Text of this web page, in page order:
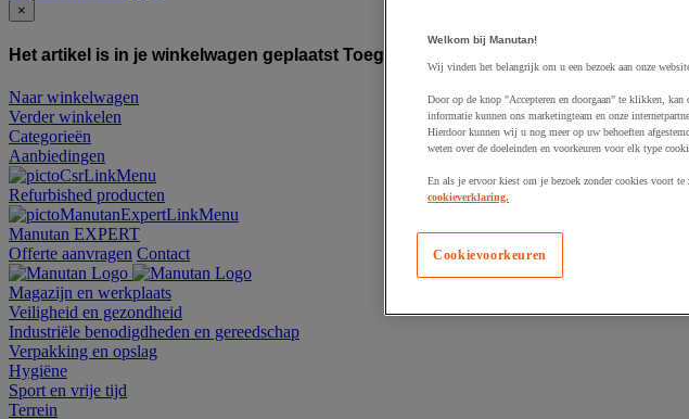
×
Het artikel is in je winkelwagen geplaatst Toegevoegd aan winkelwagen
Naar winkelwagen
Verder winkelen
Categorieën
Aanbiedingen
Refurbished producten
Manutan EXPERT
Offerte aanvragen Contact
Magazijn en werkplaats
Veiligheid en gezondheid
Industriële benodigdheden en gereedschap
Verpakking en opslag
Hygiëne
Sport en vrije tijd
Terrein
Welkom bij Manutan!
Wij vinden het belangrijk om u een bezoek aan onze
Door op de knop "Accepteren en doorgaan" te klikken,
informatie kunnen ons marketingteam en onze
Hierdoor kunnen wij u nog meer op uw behoeften
weten over de doeleinden en voorkeuren voor elk type
En als je ervoor kiest om je bezoek zonder cookies voort
cookieverklaring.
Cookievoorkeuren